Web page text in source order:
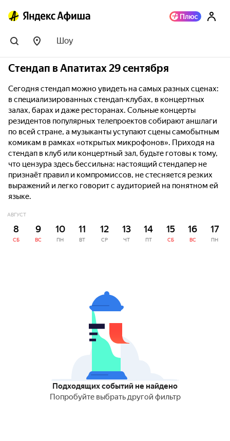
Шоу
Стендап в Апатитах 29 сентября
Сегодня стендап можно увидеть на самых разных сценах:
в специализированных стендап-клубах, в концертных
залах, барах и даже ресторанах. Сольные концерты
резидентов популярных телепроектов собирают аншлаги
по всей стране, а музыканты уступают сцены самобытным
комикам в рамках «открытых микрофонов». Приходя на
стендап в клуб или концертный зал, будьте готовы к тому,
что цензура здесь бессильна: настоящий стендапер не
признаёт правил и компромиссов, не стесняется резких
выражений и легко говорит с аудиторией на понятном ей
языке.
АВГУСТ
8
СБ
9
ВС
10
ПН
11
ВТ
12
СР
13
ЧТ
14
ПТ
15
СБ
16
ВС
17
ПН
Подходящих событий не найдено
Попробуйте выбрать другой фильтр